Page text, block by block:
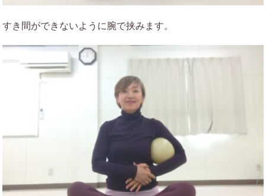
すき間ができないように腕で挟みます。